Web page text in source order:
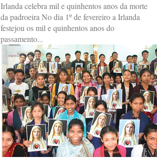
Irlanda celebra mil e quinhentos anos da morte
da padroeira No dia 1º de fevereiro a Irlanda
festejou os mil e quinhentos anos do
passamento...